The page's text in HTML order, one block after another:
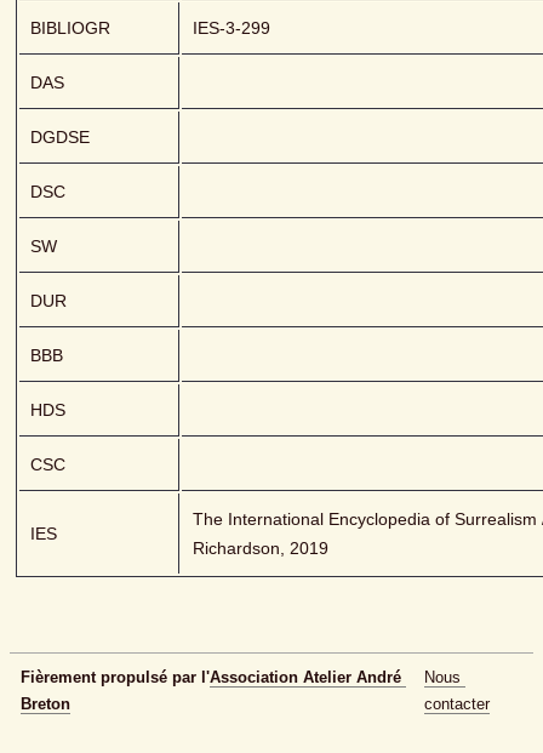
BIBLIOGR IES-3-299
DAS
DGDSE
DSC
SW
DUR
BBB
HDS
CSC
IES
The International Encyclopedia of Surrealism
Richardson, 2019
Fièrement propulsé par l'Association Atelier André
Breton
Nous
contacter